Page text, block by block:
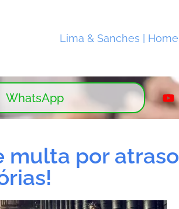
Lima & Sanches | Home
WhatsApp
multa por atraso